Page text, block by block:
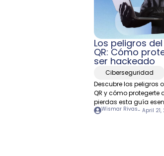
Los peligros
QR: Cómo
ser hackeado
Ciberseguridad
Descubre los peligros
QR y cómo protegerte
pierdas esta guía
Wismar Rivas- April 21,